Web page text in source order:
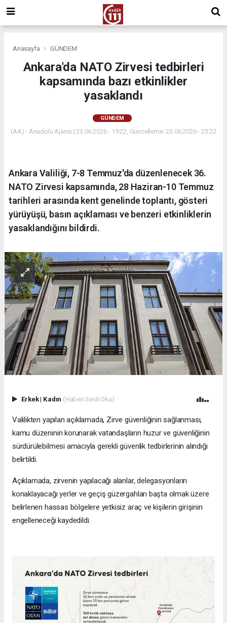
Anasayfa GÜNDEM
Ankara'da NATO Zirvesi tedbirleri
kapsamında bazı etkinlikler
yasaklandı
GÜNDEM
(AA) - Anadolu Ajansı | 23.06.2026 - 19:22, Güncelleme: 23.06.2026 - 23:22
Ankara Valiliği, 7-8 Temmuz'da düzenlenecek 36.
NATO Zirvesi kapsamında, 28 Haziran-10 Temmuz
tarihleri arasında kent genelinde toplantı, gösteri
yürüyüşü, basın açıklaması ve benzeri etkinliklerin
yasaklandığını bildirdi.
Erkek| Kadın (Haberi Sesli Oku)
Valilikten yapılan açıklamada, Zirve güvenliğinin sağlanması,
kamu düzeninin korunarak vatandaşların huzur ve güvenliğinin
sürdürülebilmesi amacıyla gerekli güvenlik tedbirlerinin alındığı
belirtildi.
Açıklamada, zirvenin yapılacağı alanlar, delegasyonların
konaklayacağı yerler ve geçiş güzergahları başta olmak üzere
belirlenen hassas bölgelere yetkisiz araç ve kişilerin girişinin
engelleneceği kaydedildi.